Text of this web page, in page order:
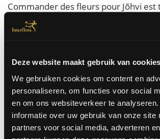
Deze website maakt gebruik van cookies
We gebruiken cookies om content en
personaliseren, om functies voor social
en om ons websiteverkeer te
informatie over uw gebruik van onze site
partners voor social media, adverteren
Commander des fleurs pour Jõhvi est
Interflora. Vous commandez les
sont livrées le jour même à domicile
mariage, un rétablissement, juste
Commandez ici